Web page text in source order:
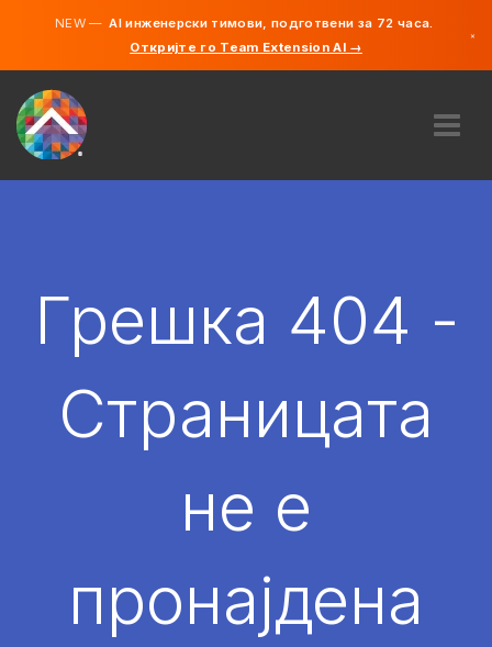
NEW —AI инженерски тимови, подготвени за 72 часа.
Откријте го Team Extension AI →
×
АНГАЖИРАЈ
Грешка 404 -
Страницата
не е
пронајдена